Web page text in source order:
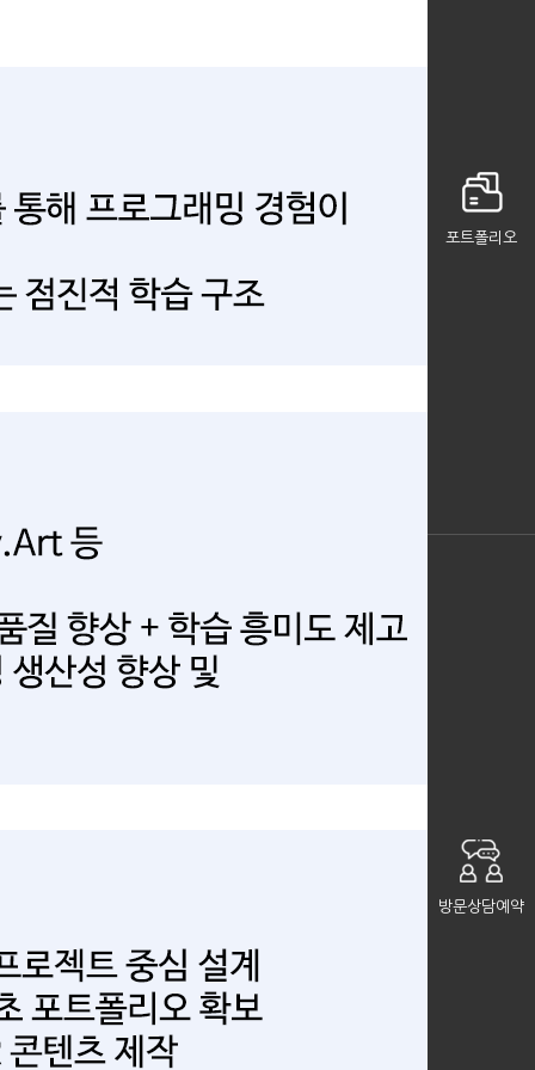
포트폴리오
방문상담예약